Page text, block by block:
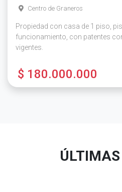
Centro de Graneros
Propiedad con casa de 1 piso,
funcionamiento, con patentes
vigentes.
$ 180.000.000